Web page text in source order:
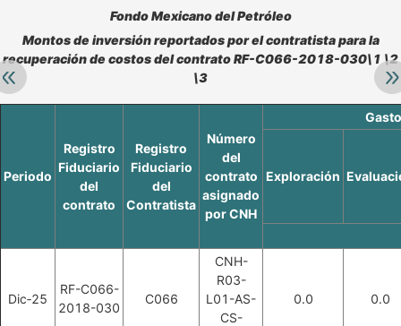
Retroceder:
Accesibilidad de Cuadros Analíticos, al exportar el cuadro
Fondo Mexicano del Petróleo
Montos de inversión reportados por el contratista para la
recuperación de costos del contrato RF-C066-2018-030\1 \2
\3
Periodo
Registro
Fiduciario
del
contrato
Registro
Fiduciario
del
Contratista
Número
del
contrato
asignado
por CNH
Exploración
Dic‑25
RF-C066-
2018-030
C066
CNH-
R03-
L01-AS-
CS-
0.0 0.0